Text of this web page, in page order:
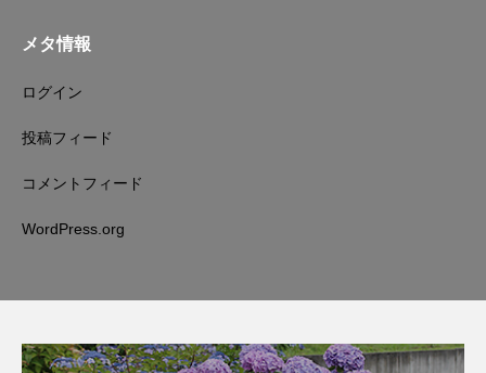
メタ情報
ログイン
投稿フィード
コメントフィード
WordPress.org